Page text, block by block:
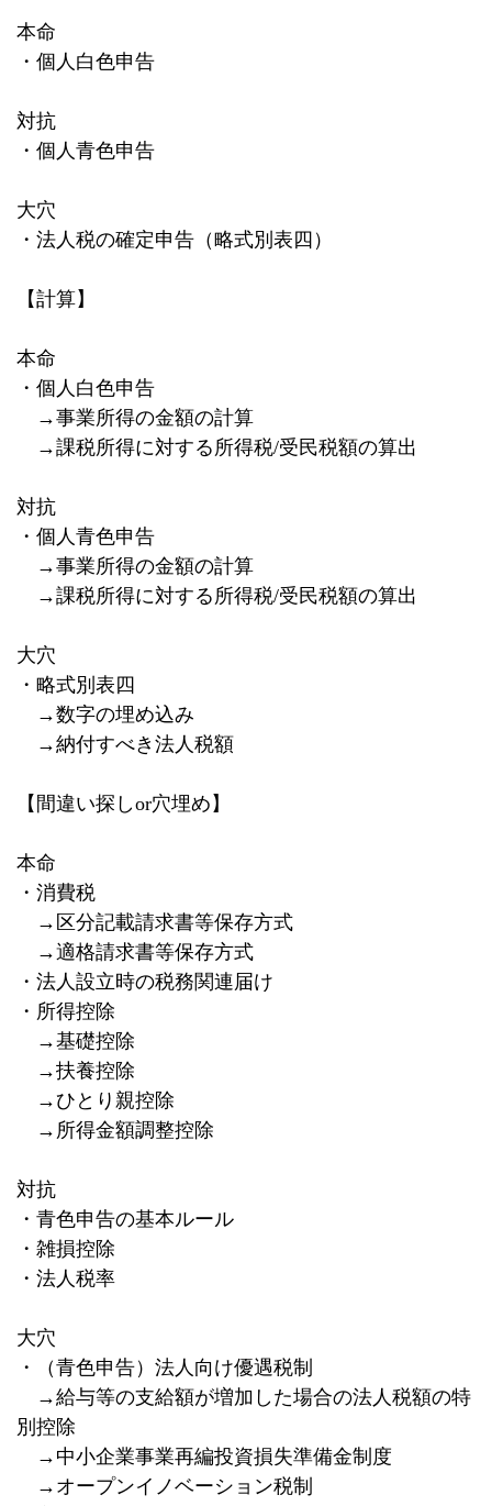
本命
・個人白色申告
対抗
・個人青色申告
大穴
・法人税の確定申告（略式別表四）
【計算】
本命
・個人白色申告
→事業所得の金額の計算
→課税所得に対する所得税/受民税額の算出
対抗
・個人青色申告
→事業所得の金額の計算
→課税所得に対する所得税/受民税額の算出
大穴
・略式別表四
→数字の埋め込み
→納付すべき法人税額
【間違い探しor穴埋め】
本命
・消費税
→区分記載請求書等保存方式
→適格請求書等保存方式
・法人設立時の税務関連届け
・所得控除
→基礎控除
→扶養控除
→ひとり親控除
→所得金額調整控除
対抗
・青色申告の基本ルール
・雑損控除
・法人税率
大穴
・（青色申告）法人向け優遇税制
→給与等の支給額が増加した場合の法人税額の特
別控除
→中小企業事業再編投資損失準備金制度
→オープンイノベーション税制